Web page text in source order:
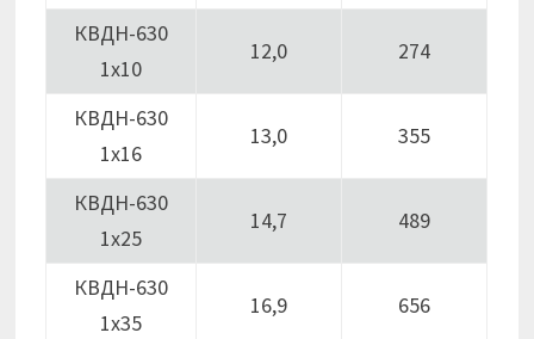
КВДН-630
1х10
12,0 274
КВДН-630
1х16
13,0 355
КВДН-630
1х25
14,7 489
КВДН-630
1х35
16,9 656